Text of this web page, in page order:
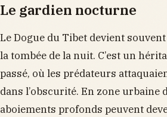
Le gardien nocturne
Le Dogue du Tibet devient
la tombée de la nuit. C’est un
passé, où les prédateurs
dans l’obscurité. En zone urbaine
aboiements profonds peuvent